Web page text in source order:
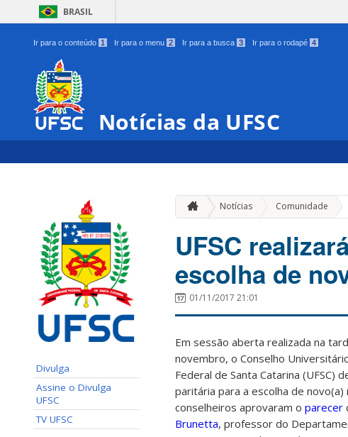
BRASIL
Ir para o conteúdo 1 Ir para o menu 2 Ir para a busca 3 Ir para o rodapé 4
Notícias da UFSC
Divulga
Assine o Divulga
UFSC
TV UFSC
Notícias Comunidade »
UFSC
escolha de
01/11/2017 21:01
Em sessão aberta realizada na
novembro, o Conselho
Federal de Santa Catarina (UFSC)
paritária para a escolha de
conselheiros aprovaram o parecer
Brunetta, professor do